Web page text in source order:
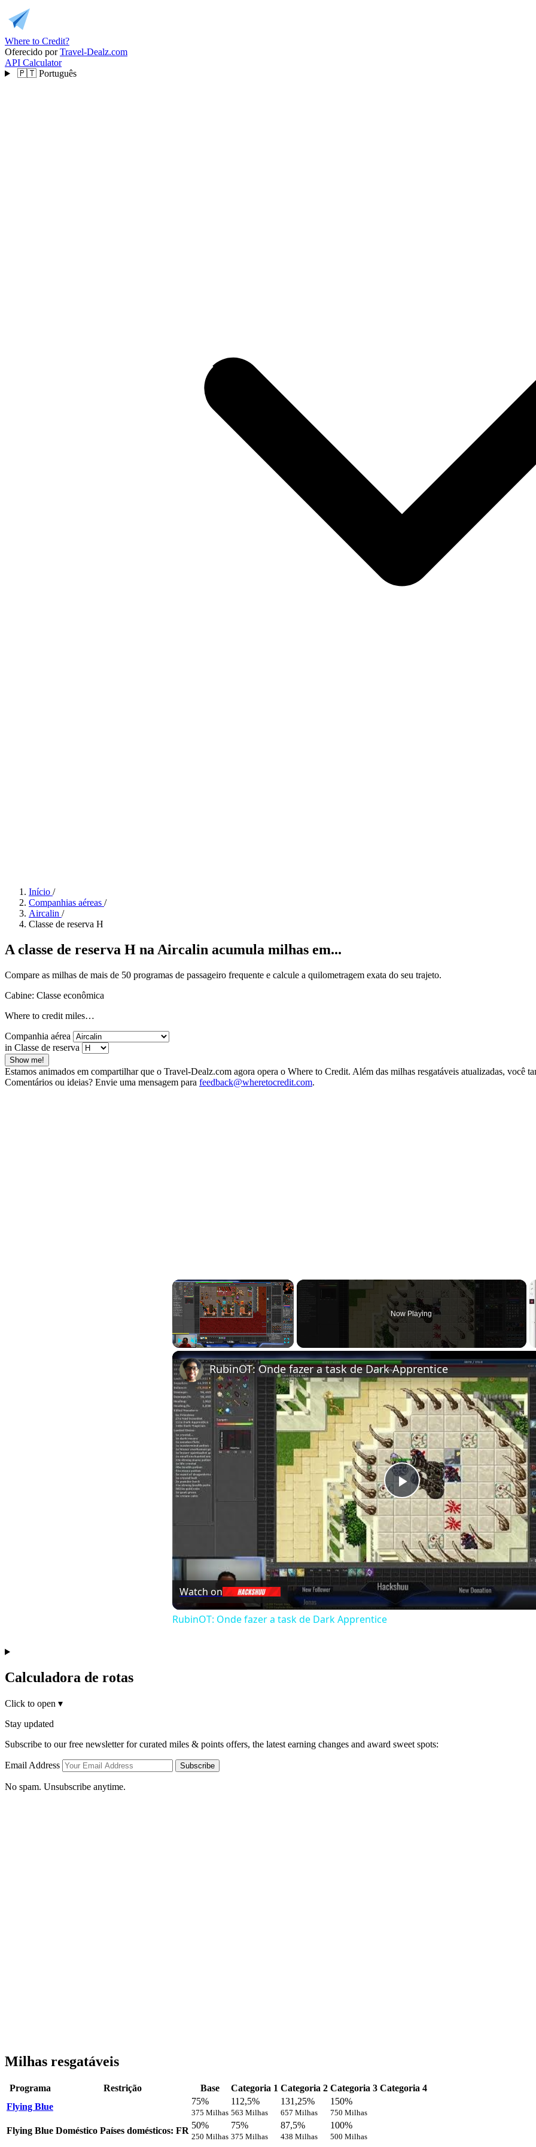
Where to Credit?
Oferecido por Travel-Dealz.com
API Calculator
🇵🇹 Português
Início /
Companhias aéreas /
Aircalin /
Classe de reserva H
A classe de reserva H na Aircalin acumula milhas em...
Compare as milhas de mais de 50 programas de passageiro frequente e calcule a quilometragem exata do seu trajeto.
Cabine: Classe econômica
Where to credit miles…
Companhia aérea
in Classe de reserva
Show me!
Estamos animados em compartilhar que o Travel-Dealz.com agora opera o Where to Credit. Além das milhas resgatáveis atualizadas, você
Comentários ou ideias? Envie uma mensagem para feedback@wheretocredit.com.
×
Now Playing
Play
Video
RubinOT: Onde fazer a task de Dark Apprentice
Watch on
RubinOT: Onde fazer a task de Dark Apprentice
Calculadora de rotas
Click to open ▾
Stay updated
Subscribe to our free newsletter for curated miles & points offers, the latest earning changes and award sweet spots:
Email Address Subscribe
No spam. Unsubscribe anytime.
Milhas resgatáveis
Programa Restrição Base Categoria 1 Categoria 2 Categoria 3 Categoria 4
Flying Blue
75%
375 Milhas
112,5%
563 Milhas
131,25%
657 Milhas
150%
750 Milhas
Flying Blue Doméstico Países domésticos: FR
50%
250 Milhas
75%
375 Milhas
87,5%
438 Milhas
100%
500 Milhas